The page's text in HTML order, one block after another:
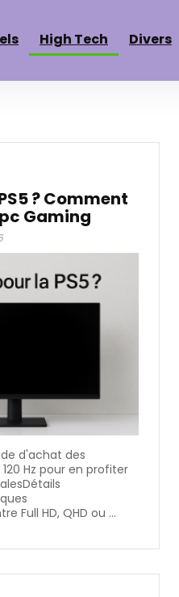
High Tech Divers
? Comment
Gaming
d'achat des
Hz pour en profiter
Full HD, QHD ou ...